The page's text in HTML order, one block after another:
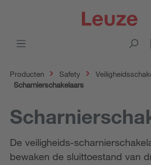
Producten Safety
Scharnierschakelaars
De veiligheids-
bewaken de sluittoestand van